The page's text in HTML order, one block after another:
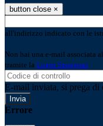
button close ×
all'indirizzo indicato con le
Non hai una e-mail associata
tramite la Login Spaggiari
E-mail inviata, si prega di
Errore